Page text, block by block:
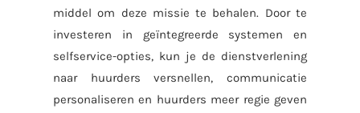
middel om deze missie te behalen. Door te
investeren in geïntegreerde systemen en
selfservice-opties, kun je de dienstverlening
naar huurders versnellen, communicatie
personaliseren en huurders meer regie geven